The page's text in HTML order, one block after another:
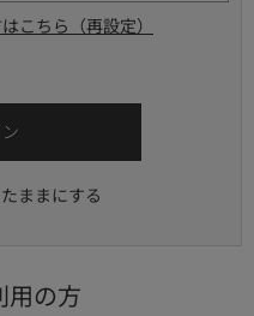
こちら（再設定）
ままにする
用の方